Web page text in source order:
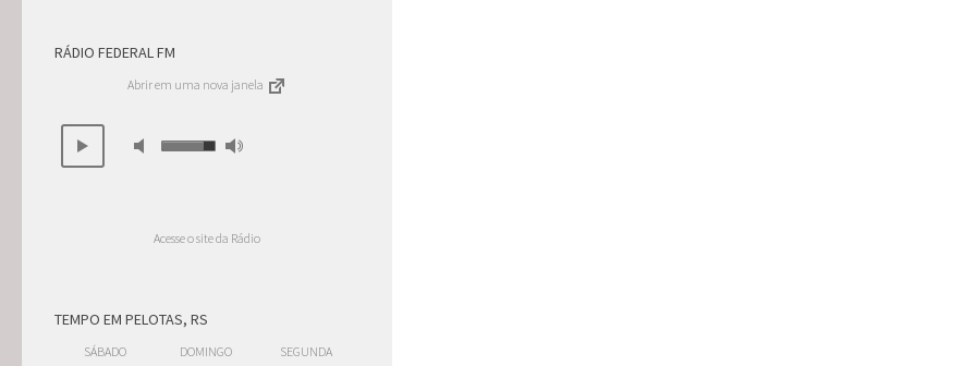
RÁDIO FEDERAL FM
Abrir em uma nova janela
Acesse o site da Rádio
TEMPO EM PELOTAS, RS
SÁBADO DOMINGO SEGUNDA